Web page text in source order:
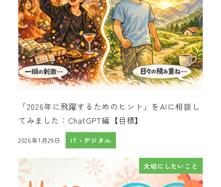
「2026年に飛躍するためのヒント」をAIに相談し
てみました：ChatGPT編【目標】
投稿日
2026年1月29日 IT・デジタル
大切にしたいこと